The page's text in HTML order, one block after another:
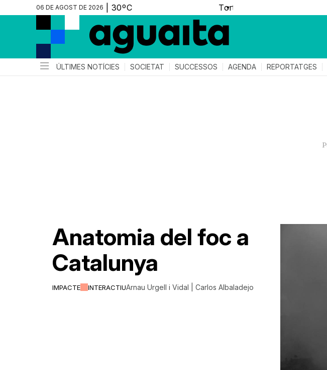
06 DE AGOST DE 2026 ▼
ÚLTIMES NOTÍCIES SOCIETAT SUCCESSOS AGENDA REPORTATGES
IMPACTE INTERACTIU
Anatomia del foc a
Catalunya
Arnau Urgell i Vidal | Carlos Albaladejo